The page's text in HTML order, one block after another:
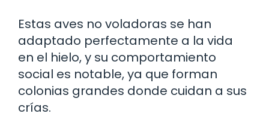
Estas aves no voladoras se han
adaptado perfectamente a la vida
en el hielo, y su comportamiento
social es notable, ya que forman
colonias grandes donde cuidan a sus
crías.